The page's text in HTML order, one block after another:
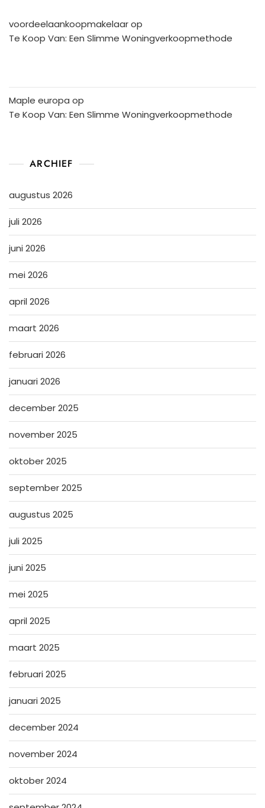
voordeelaankoopmakelaarop
Te Koop Van: Een Slimme Woningverkoopmethode
Maple europa op
Te Koop Van: Een Slimme Woningverkoopmethode
ARCHIEF
augustus 2026
juli 2026
juni 2026
mei 2026
april 2026
maart 2026
februari 2026
januari 2026
december 2025
november 2025
oktober 2025
september 2025
augustus 2025
juli 2025
juni 2025
mei 2025
april 2025
maart 2025
februari 2025
januari 2025
december 2024
november 2024
oktober 2024